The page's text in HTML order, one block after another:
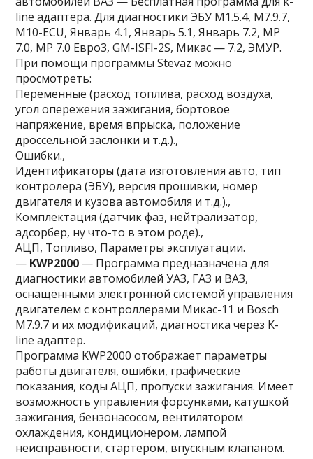
line адаптера. Для диагностики ЭБУ М1.5.4, М7.9.7,
М10-ECU, Январь 4.1, Январь 5.1, Январь 7.2, МР
7.0, МР 7.0 Евро3, GM-ISFI-2S, Микас — 7.2, ЭМУР.
При помощи программы Stevaz можно
просмотреть:
Переменные (расход топлива, расход воздуха,
угол опережения зажигания, бортовое
напряжение, время впрыска, положение
дроссельной заслонки и т.д.).,
Ошибки.,
Идентификаторы (дата изготовления авто, тип
контролера (ЭБУ), версия прошивки, номер
двигателя и кузова автомобиля и т.д.).,
Комплектация (датчик фаз, нейтрализатор,
адсорбер, ну что-то в этом роде).,
АЦП, Топливо, Параметры эксплуатации.
— KWP2000 — Программа предназначена для
диагностики автомобилей УАЗ, ГАЗ и ВАЗ,
оснащёнными электронной системой управления
двигателем с контроллерами Микас-11 и Bosch
M7.9.7 и их модификаций, диагностика через K-
line адаптер.
Программа KWP2000 отображает параметры
работы двигателя, ошибки, графические
показания, коды АЦП, пропуски зажигания. Имеет
возможность управления форсунками, катушкой
зажигания, бензонасосом, вентилятором
охлаждения, кондиционером, лампой
неисправности, стартером, впускным клапаном.